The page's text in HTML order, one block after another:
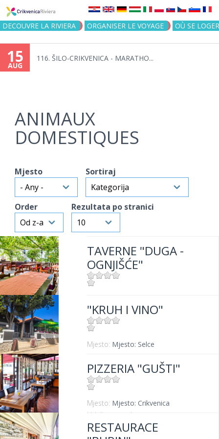
Jump to navigation
DECOUVRE LA RIVIERA ORGANISER LE VOYAGE OÙ SE LOGER
15
AUG
116. ŠILO-CRIKVENICA - MARATHO...
ANIMAUX
DOMESTIQUES
Mjesto Sortiraj
Order Rezultata po stranici
TAVERNE "DUGA -
OGNJIŠĆE"
Udaljenost od mora:300 m
"KRUH I VINO"
Mjesto: Mjesto: Selce
PIZZERIA "GUŠTI"
Mjesto: Mjesto: Crikvenica
Udaljenost od mora:
RESTAURACE